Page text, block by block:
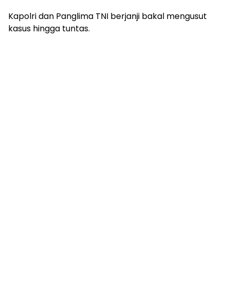
Kapolri dan Panglima TNI berjanji bakal mengusut
kasus hingga tuntas.